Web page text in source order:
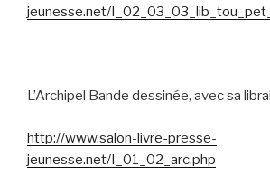
jeunesse.net/
L’Archipel Bande dessinée, avec sa
http://www.salon-livre-presse-
jeunesse.net/I_01_02_arc.php